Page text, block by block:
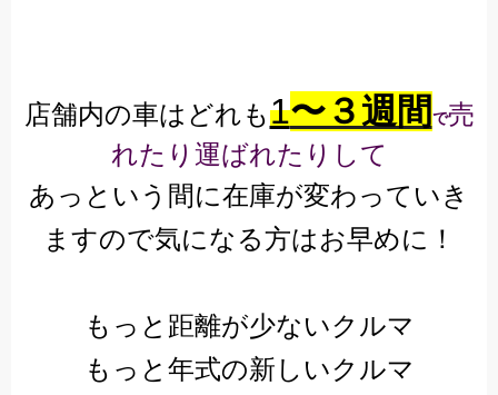
店舗内の車はどれも1〜３週間 で売
れたり運ばれたりして
あっという間に在庫が変わっていき
ますので気になる方はお早めに！
もっと距離が少ないクルマ
もっと年式の新しいクルマ